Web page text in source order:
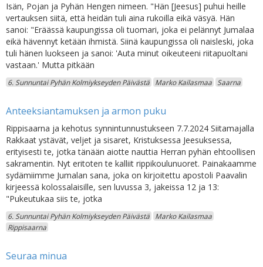
Isän, Pojan ja Pyhän Hengen nimeen. "Hän [Jeesus] puhui heille
vertauksen siitä, että heidän tuli aina rukoilla eikä väsyä. Hän
sanoi: "Eräässä kaupungissa oli tuomari, joka ei pelännyt Jumalaa
eikä hävennyt ketään ihmistä. Siinä kaupungissa oli naisleski, joka
tuli hänen luokseen ja sanoi: 'Auta minut oikeuteeni riitapuoltani
vastaan.' Mutta pitkään
6. Sunnuntai Pyhän Kolmiykseyden Päivästä Marko Kailasmaa Saarna
Anteeksiantamuksen ja armon puku
Rippisaarna ja kehotus synnintunnustukseen 7.7.2024 Siitamajalla
Rakkaat ystävät, veljet ja sisaret, Kristuksessa Jeesuksessa,
erityisesti te, jotka tänään aiotte nauttia Herran pyhän ehtoollisen
sakramentin. Nyt eritoten te kalliit rippikoulunuoret. Painakaamme
sydämiimme Jumalan sana, joka on kirjoitettu apostoli Paavalin
kirjeessä kolossalaisille, sen luvussa 3, jakeissa 12 ja 13:
"Pukeutukaa siis te, jotka
6. Sunnuntai Pyhän Kolmiykseyden Päivästä
Marko Kailasmaa
Rippisaarna
Seuraa minua